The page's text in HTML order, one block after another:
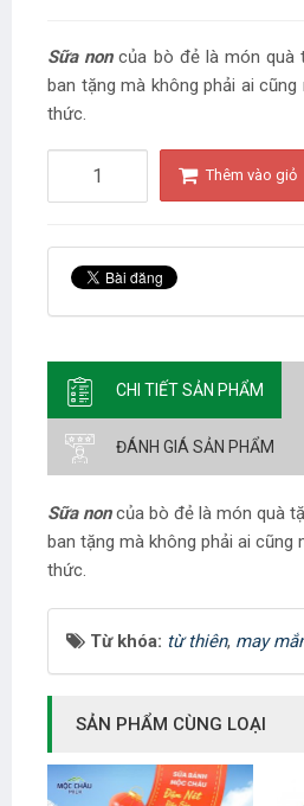
Sữa noncủa bò đẻ là món quà
ban tặng mà không phải ai
thức.
Thêm vào giỏ
CHI TIẾT SẢN PHẨM
ĐÁNH GIÁ SẢN PHẨM
Sữa noncủa bò đẻ là món quà
ban tặng mà không phải ai
thức.
Từ khóa: từ thiên, may
SẢN PHẨM CÙNG LOẠI